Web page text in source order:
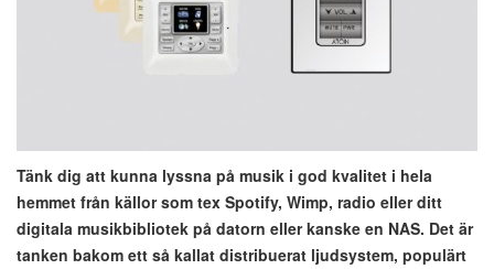
Tänk dig att kunna lyssna på musik i god kvalitet i hela
hemmet från källor som tex Spotify, Wimp, radio eller ditt
digitala musikbibliotek på datorn eller kanske en NAS. Det är
tanken bakom ett så kallat distribuerat ljudsystem, populärt